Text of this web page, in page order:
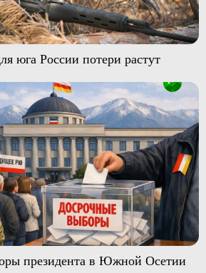
юга России потери растут
президента в Южной Осетии